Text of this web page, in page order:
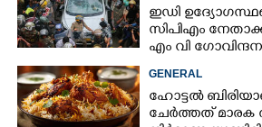
ഇഡി
സിപിഎം
എം വി
GENERAL
ഹോട്ടൽ
ചേർത്തത്